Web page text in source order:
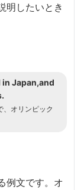
明したいとき
Japan,and
、オリンピック
例文です。オ